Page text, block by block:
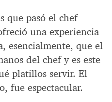
que pasó el chef
una experiencia
esencialmente, que el
del chef y es este
platillos servir. El
fue espectacular.